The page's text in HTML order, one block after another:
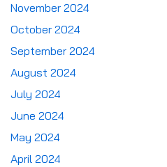
November 2024
October 2024
September 2024
August 2024
July 2024
June 2024
May 2024
April 2024